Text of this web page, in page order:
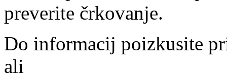
preverite črkovanje.
Do informacij poizkusite
ali